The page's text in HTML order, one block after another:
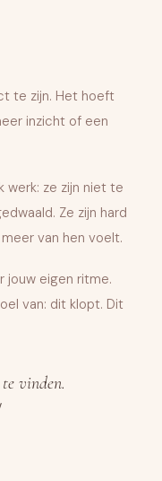
te zijn. Het hoeft
inzicht of een
werk: ze zijn niet te
Ze zijn hard
van hen voelt.
jouw eigen ritme.
van: dit klopt. Dit
vinden.